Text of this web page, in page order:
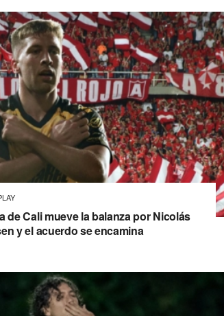
de Cali mueve la balanza por Nicolás
y el acuerdo se encamina